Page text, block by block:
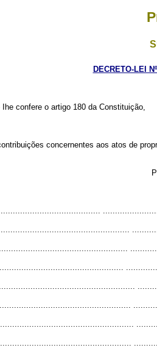
DECRETO-LEI
confere o artigo 180 da Constituição,
concernentes aos atos de